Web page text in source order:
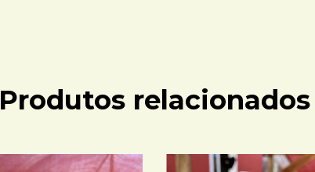
Produtos relacionados